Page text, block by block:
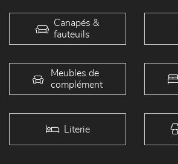
Canapés &
fauteuils
Meubles de
complément
Literie